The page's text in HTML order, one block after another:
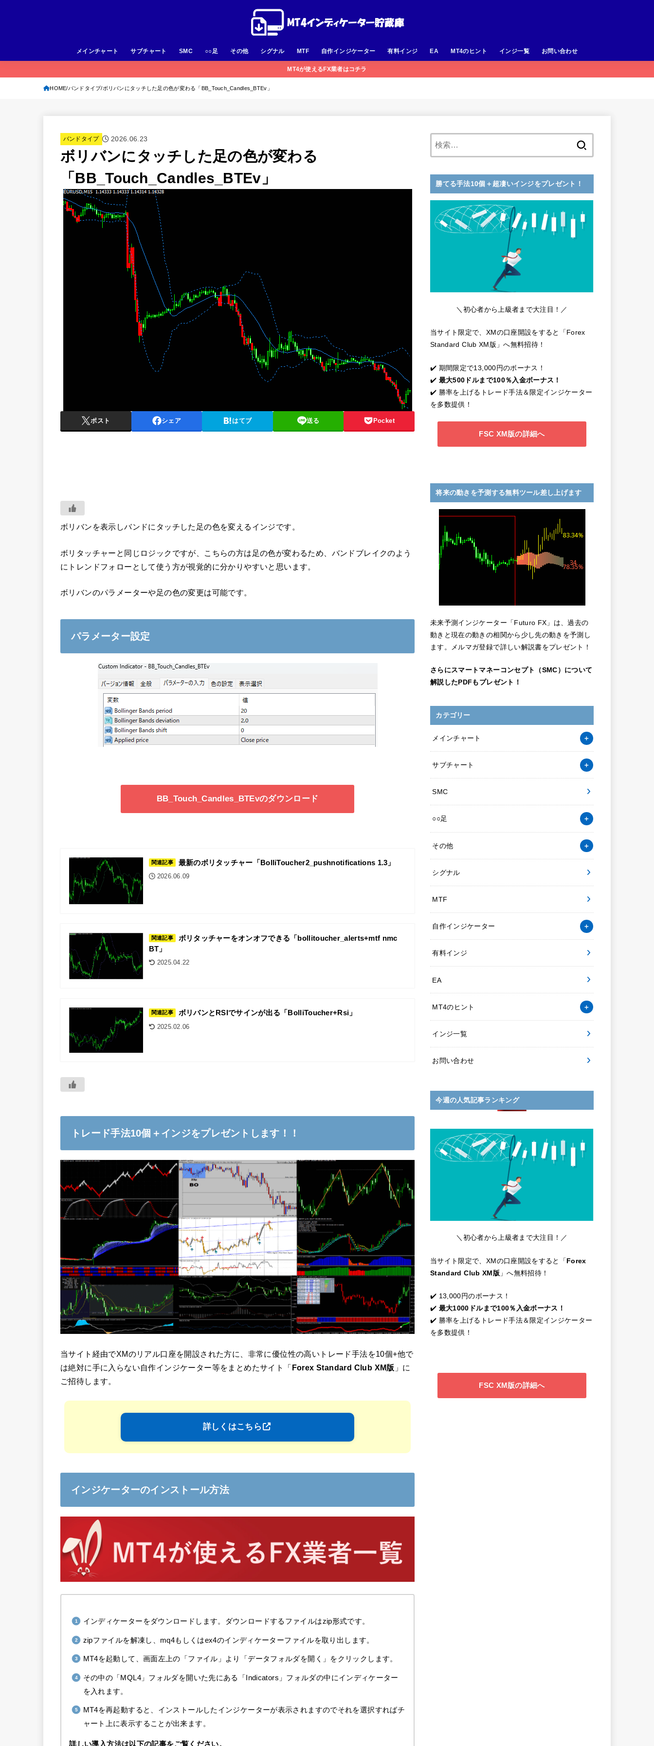
メインチャート サブチャート SMC ○○足 その他 シグナル MTF 自作インジケーター 有料インジ EA MT4のヒント インジ一覧 お問い合わせ
MT4が使えるFX業者はコチラ
HOME バンドタイプ ボリバンにタッチした足の色が変わる「BB_Touch_Candles_BTEv」
バンドタイプ 2026.06.23
ボリバンにタッチした足の色が変わる
「BB_Touch_Candles_BTEv」
ポスト シェア はてブ 送る Pocket
ボリバンを表示しバンドにタッチした足の色を変えるインジです。
ボリタッチャーと同じロジックですが、こちらの方は足の色が変わるため、バンドブレイクのよう
にトレンドフォローとして使う方が視覚的に分かりやすいと思います。
ボリバンのパラメーターや足の色の変更は可能です。
パラメーター設定
BB_Touch_Candles_BTEvのダウンロード
関連記事 最新のボリタッチャー「BolliToucher2_pushnotifications 1.3」
2026.06.09
関連記事
ボリタッチャーをオンオフできる「bollitoucher_alerts+mtf nmc
BT」
2025.04.22
関連記事 ボリバンとRSIでサインが出る「BolliToucher+Rsi」
2025.02.06
トレード手法10個＋インジをプレゼントします！！
当サイト経由でXMのリアル口座を開設された方に、非常に優位性の高いトレード手法を10個+他で
は絶対に手に入らない自作インジケーター等をまとめたサイト「 Forex Standard Club XM版 」に
ご招待します。
詳しくはこちら
インジケーターのインストール方法
インディケーターをダウンロードします。ダウンロードするファイルはzip形式です。
zipファイルを解凍し、mq4もしくはex4のインディケーターファイルを取り出します。
MT4を起動して、画面左上の「ファイル」より「データフォルダを開く」をクリックします。
その中の「MQL4」フォルダを開いた先にある「Indicators」フォルダの中にインディケーター
を入れます。
MT4を再起動すると、インストールしたインジケーターが表示されますのでそれを選択すればチ
ャート上に表示することが出来ます。
詳しい導入方法は以下の記事をご覧ください。
勝てる手法10個＋超凄いインジをプレゼント！
＼初心者から上級者まで大注目！／
当サイト限定で、XMの口座開設をすると「Forex
Standard Club XM版」へ無料招待！
✔️ 期間限定で13,000円のボーナス！
✔️ 最大500ドルまで100％入金ボーナス！
✔️ 勝率を上げるトレード手法＆限定インジケーター
を多数提供！
FSC XM版の詳細へ
将来の動きを予測する無料ツール差し上げます
未来予測インジケーター「Futuro FX」は、過去の
動きと現在の動きの相関から少し先の動きを予測し
ます。メルマガ登録で詳しい解説書をプレゼント！
さらにスマートマネーコンセプト（SMC）について
解説したPDFもプレゼント！
カテゴリー
メインチャート
サブチャート
SMC
○○足
その他
シグナル
MTF
自作インジケーター
有料インジ
EA
MT4のヒント
インジ一覧
お問い合わせ
今週の人気記事ランキング
＼初心者から上級者まで大注目！／
当サイト限定で、XMの口座開設をすると「Forex
Standard Club XM版 」へ無料招待！
✔️ 13,000円のボーナス！
✔️ 最大1000ドルまで100％入金ボーナス！
✔️ 勝率を上げるトレード手法＆限定インジケーター
を多数提供！
FSC XM版の詳細へ